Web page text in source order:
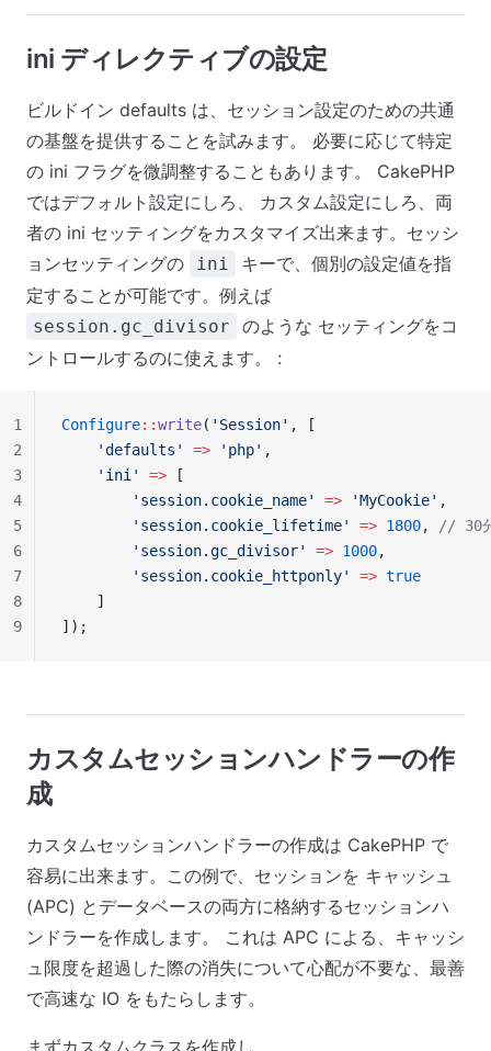
ini ディレクティブの設定
ビルドイン defaults は、セッション設定のための共通
の基盤を提供することを試みます。 必要に応じて特定
の ini フラグを微調整することもあります。 CakePHP
ではデフォルト設定にしろ、 カスタム設定にしろ、両
者の ini セッティングをカスタマイズ出来ます。セッシ
ョンセッティングの
ini
キーで、個別の設定値を指
定することが可能です。例えば
session.gc_divisor
のような セッティングをコ
ントロールするのに使えます。 :
Configure::write( 'Session' , [
    'defaults'
=> 'php' ,
    'ini'
=> [
        'session.cookie_name'
=> 'MyCookie' ,
        'session.cookie_lifetime'
=> 1800,
// 30
        'session.gc_divisor'
=> 1000,
        'session.cookie_httponly'
=> true
    ]
]);
1
2
3
4
5
6
7
8
9
カスタムセッションハンドラーの作
成
カスタムセッションハンドラーの作成は CakePHP で
容易に出来ます。この例で、セッションを キャッシュ
(APC) とデータベースの両方に格納するセッションハ
ンドラーを作成します。 これは APC による、キャッシ
ュ限度を超過した際の消失について心配が不要な、最善
で高速な IO をもたらします。
まずカスタムクラスを作成し